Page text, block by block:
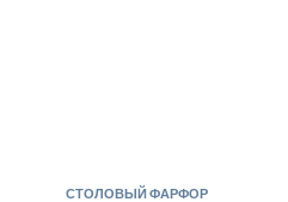
СТОЛОВЫЙ ФАРФОР